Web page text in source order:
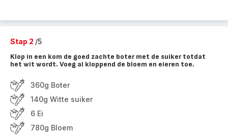
Stap 2 /5
Klop in een kom de goed zachte boter met de suiker totdat
het wit wordt. Voeg al kloppend de bloem en eieren toe.
360g Boter
140g Witte suiker
6 Ei
780g Bloem